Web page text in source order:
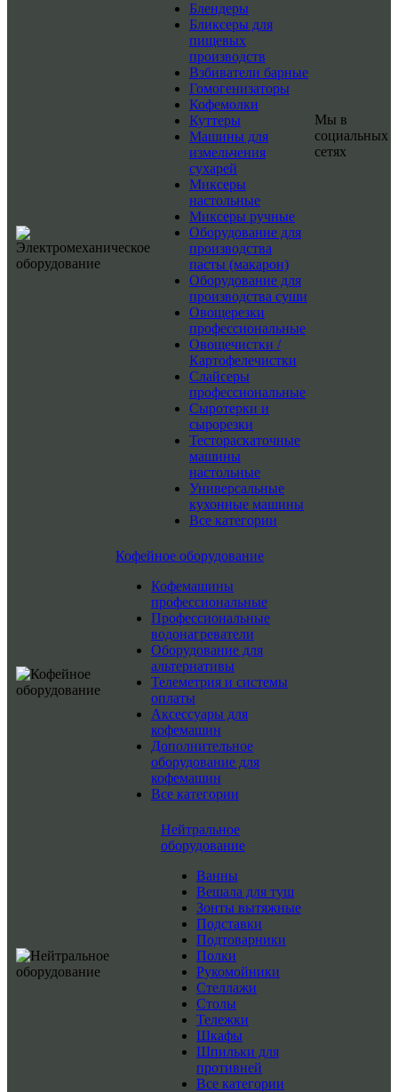
Блендеры
Бликсеры для
пищевых
производств
Взбиватели барные
Гомогенизаторы
Кофемолки
Куттеры
Машины для
измельчения
сухарей
Миксеры
настольные
Миксеры ручные
Оборудование для
производства
пасты (макарон)
Оборудование для
производства суши
Овощерезки
профессиональные
Овощечистки /
Картофелечистки
Слайсеры
профессиональные
Сыротерки и
сырорезки
Тестораскаточные
машины
настольные
Универсальные
кухонные машины
Все категории
Кофейное оборудование
Кофемашины
профессиональные
Профессиональные
водонагреватели
Оборудование для
альтернативы
Телеметрия и системы
оплаты
Аксессуары для
кофемашин
Дополнительное
оборудование для
кофемашин
Все категории
Нейтральное
оборудование
Ванны
Вешала для туш
Зонты вытяжные
Подставки
Подтоварники
Полки
Рукомойники
Стеллажи
Столы
Тележки
Шкафы
Шпильки для
противней
Все категории
Мы в
социальных
сетях